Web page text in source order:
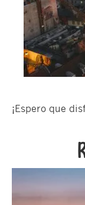
¡Espero que